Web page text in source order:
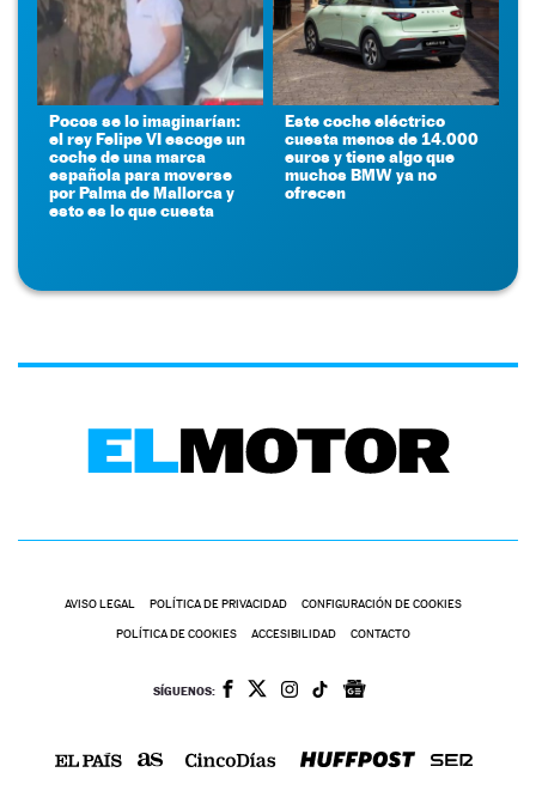
Pocos se lo imaginarían:
el rey Felipe VI escoge un
coche de una marca
española para moverse
por Palma de Mallorca y
esto es lo que cuesta
Este coche eléctrico
cuesta menos de 14.000
euros y tiene algo que
muchos BMW ya no
ofrecen
AVISO LEGAL POLÍTICA DE PRIVACIDAD CONFIGURACIÓN DE COOKIES
POLÍTICA DE COOKIES ACCESIBILIDAD CONTACTO
SÍGUENOS: